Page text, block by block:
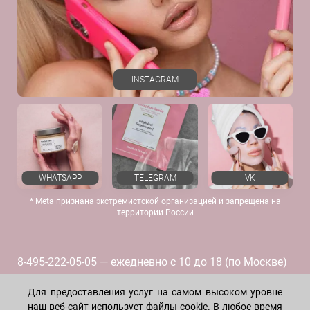
Отзывы
INSTAGRAM
WHATSAPP TELEGRAM VK
* Meta признана экстремистской организацией и запрещена на
территории России
8-495-222-05-05 — ежедневно с 10 до 18 (по Москве)
Для предоставления услуг на самом высоком уровне
наш веб-сайт использует файлы cookie. В любое время